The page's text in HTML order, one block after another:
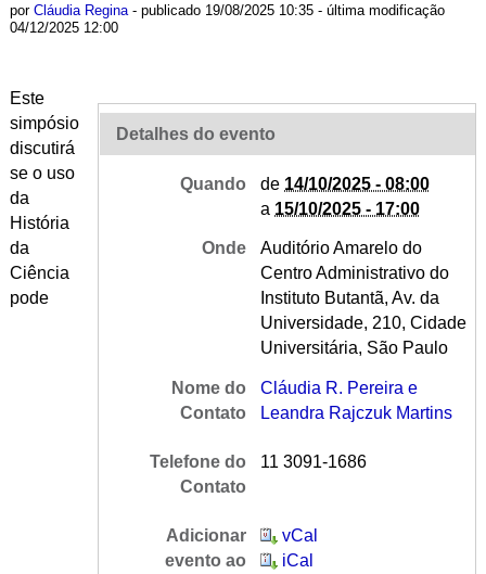
por Cláudia Regina - publicado19/08/2025 10:35 - última modificação
04/12/2025 12:00
Detalhes do evento
Quando de 14/10/2025 - 08:00
a 15/10/2025 - 17:00
Onde
Auditório Amarelo do
Centro Administrativo do
Instituto Butantã, Av. da
Universidade, 210, Cidade
Universitária, São Paulo
Nome do
Contato
Cláudia R. Pereira e
Leandra Rajczuk Martins
Telefone do
Contato
11 3091-1686
Adicionar
evento ao
vCal
iCal
Este
simpósio
discutirá
se o uso
da
História
da
Ciência
pode